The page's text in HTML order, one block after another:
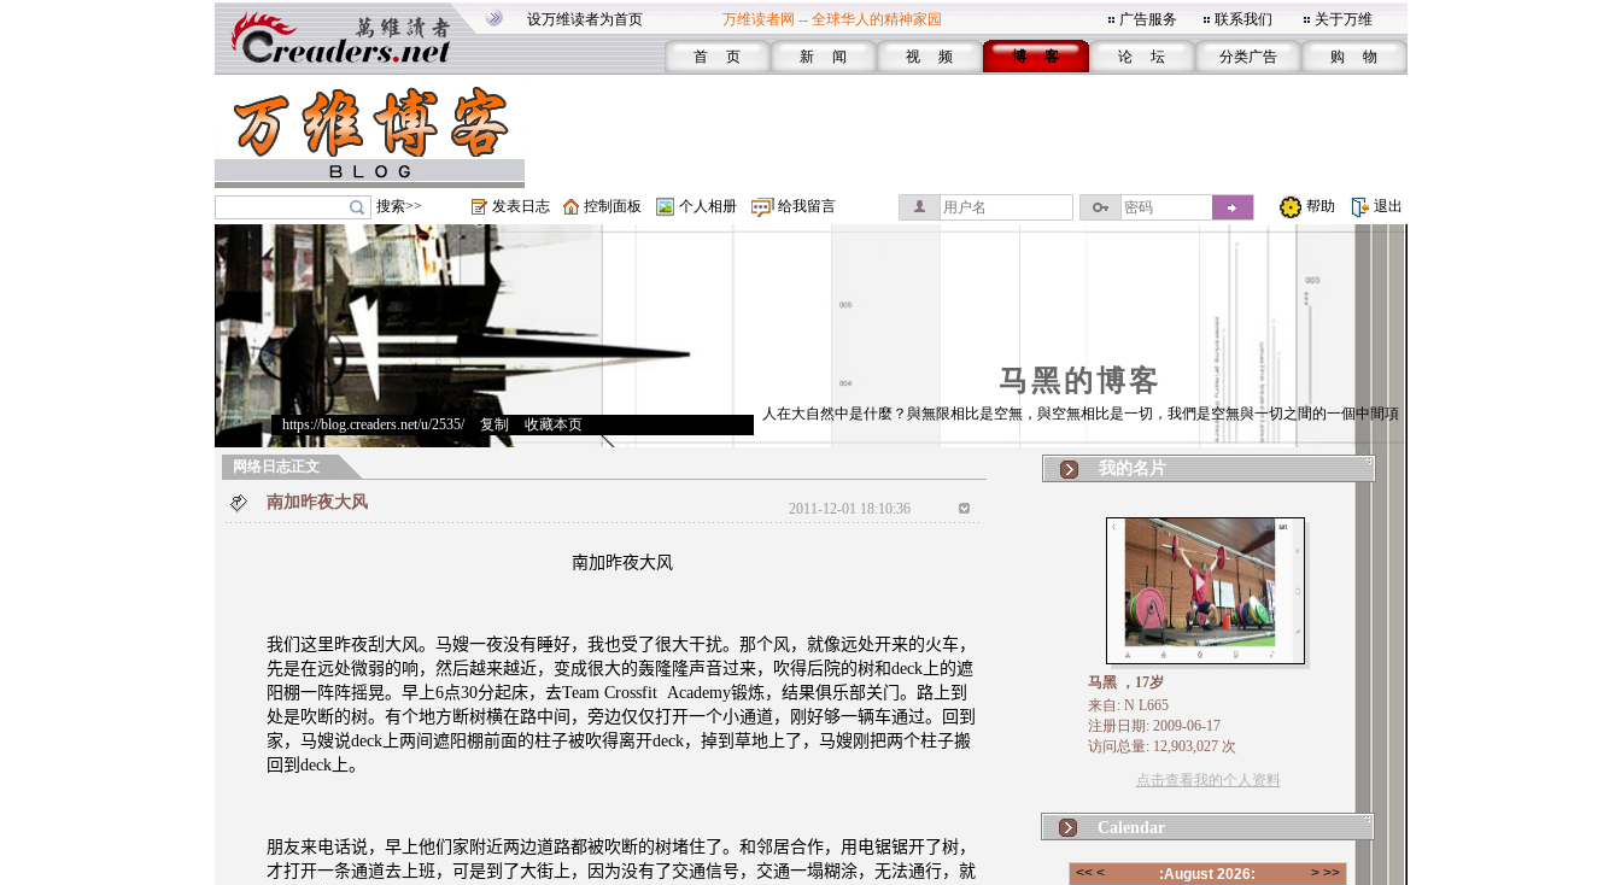
设万维读者为首页 万维读者网 -- 全球华人的精神家园 广告服务 联系我们 关于万维
首 页 新 闻 视 频 博 客 论 坛 分类广告 购 物
搜索>> 发表日志 控制面板 个人相册 给我留言 帮助 退出
马黑的博客
https://blog.creaders.net/u/2535/> 复制 收藏本页
人在大自然中是什麼？與無限相比是空無，與空無相比是一切，我們是空無與一切之間的一個中間項
网络日志正文
南加昨夜大风 2011-12-01 18:10:36
南加昨夜大风
我们这里昨夜刮大风。马嫂一夜没有睡好，我也受了很大干扰。那个风，就像远处开来的火车，
先是在远处微弱的响，然后越来越近，变成很大的轰隆隆声音过来，吹得后院的树和deck上的遮
阳棚一阵阵摇晃。早上6点30分起床，去Team Crossfit Academy锻炼，结果俱乐部关门。路上到
处是吹断的树。有个地方断树横在路中间，旁边仅仅打开一个小通道，刚好够一辆车通过。回到
家，马嫂说deck上两间遮阳棚前面的柱子被吹得离开deck，掉到草地上了，马嫂刚把两个柱子搬
回到 deck上。
朋友来电话说，早上他们家附近两边道路都被吹断的树堵住了。和邻居合作，用电锯锯开了树，
才打开一条通道去上班，可是到了大街上，因为没有了交通信号，交通一塌糊涂，无法通行，就
我的名片
马黑 ，17岁
来自: N L665
注册日期: 2009-06-17
访问总量: 12,903,027 次
点击查看我的个人资料
Calendar